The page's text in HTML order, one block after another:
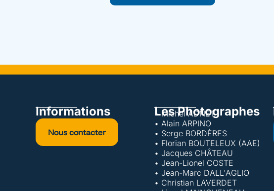
Informations
Nous contacter
Les Photographes
• Michel ADNET
• Alain ARPINO
• Serge BORDÈRES
• Florian BOUTELEUX (AAE)
• Jacques CHÂTEAU
• Jean-Lionel COSTE
• Jean-Marc DALL'AGLIO
• Christian LAVERDET